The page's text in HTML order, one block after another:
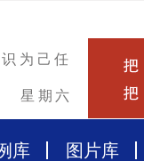
为己任
星期六
库 图片库